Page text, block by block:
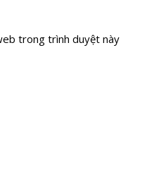
trong trình duyệt này